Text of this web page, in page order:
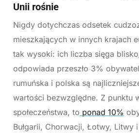
Unii rośnie
Nigdy dotychczas odsetek
mieszkających w innych krajach
tak wysoki: ich liczba sięga blisko
odpowiada przeszło 3%
rumuńska i polska są
wartości bezwzględne. Z punktu
społeczeństwa, to ponad 10%
Bułgarii, Chorwacji, Łotwy, Litwy